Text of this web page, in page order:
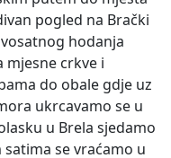
pogled na Brački
hodanja
mjesne crkve i
do obale gdje uz
ukrcavamo se u
u Brela sjedamo
se vraćamo u